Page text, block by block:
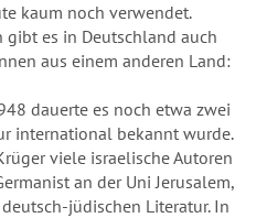
kaum noch verwendet.
gibt es in Deutschland auch
aus einem anderen Land:
dauerte es noch etwa zwei
international bekannt wurde.
viele israelische Autoren
an der Uni Jerusalem,
jüdischen Literatur. In